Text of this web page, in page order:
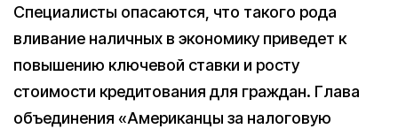
Специалисты опасаются, что такого рода
вливание наличных в экономику приведет к
повышению ключевой ставки и росту
стоимости кредитования для граждан. Глава
объединения «Американцы за налоговую